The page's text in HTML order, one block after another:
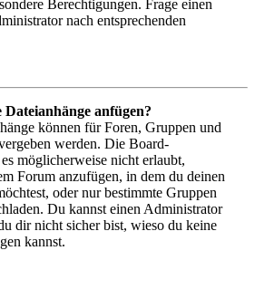
Berechtigungen. Frage einen
nach entsprechenden
anfügen?
können für Foren, Gruppen und
werden. Die Board-
möglicherweise nicht erlaubt,
Forum anzufügen, in dem du deinen
oder nur bestimmte Gruppen
Du kannst einen Administrator
dir nicht sicher bist, wieso du keine
kannst.